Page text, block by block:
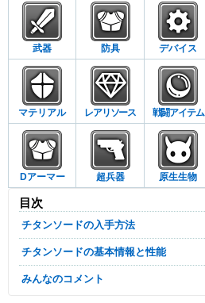
武器 防具 デバイス
マテリアル レアリソース 戦闘アイテム
Dアーマー 超兵器 原生生物
目次
チタンソードの入手方法
チタンソードの基本情報と性能
みんなのコメント